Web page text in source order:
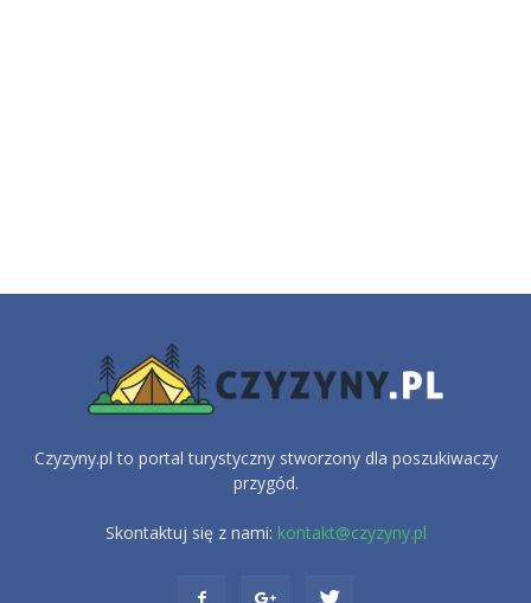
Czyzyny.pl to portal turystyczny stworzony dla poszukiwaczy
przygód.
Skontaktuj się z nami: kontakt@czyzyny.pl